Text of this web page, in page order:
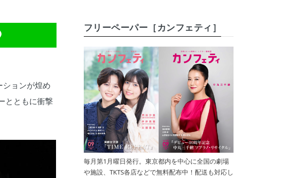
ョンが煌め
とともに衝撃
フリーペーパー［カンフェティ］
毎月第1月曜日発行。東京都内を中心に全国の劇場
や施設、TKTS各店などで無料配布中！配送も対応し